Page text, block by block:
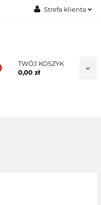
Strefa klienta
Dodaj zgłoszenie
TWÓJ KOSZYK
0,00 zł